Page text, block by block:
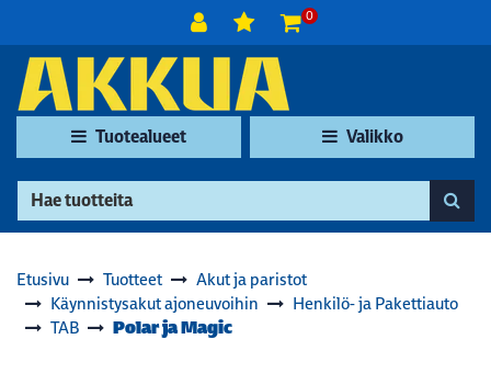
0
Tuotealueet Valikko
Etusivu Tuotteet
Akut ja paristot
Käynnistysakut ajoneuvoihin
Henkilö- ja Pakettiauto
TAB
Polar ja Magic